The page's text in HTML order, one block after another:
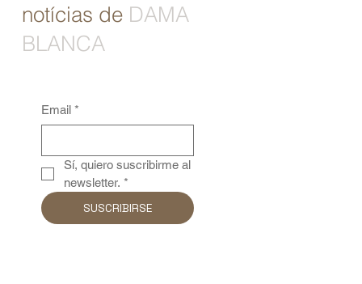
notícias de DAMA
BLANCA
Email *
Sí, quiero suscribirme al
newsletter. *
SUSCRIBIRSE